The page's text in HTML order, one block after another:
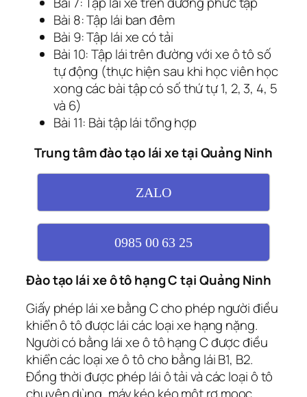
Bài 8: Tập lái ban đêm
Bài 9: Tập lái xe có tải
Bài 10: Tập lái trên đường với xe ô tô số
tự động (thực hiện sau khi học viên học
xong các bài tập có số thứ tự 1, 2, 3, 4, 5
và 6)
Bài 11: Bài tập lái tổng hợp
Trung tâm đào tạo lái xe tại Quảng Ninh
ZALO
0985 00 63 25
Đào tạo lái xe ô tô hạng C tại Quảng Ninh
Giấy phép lái xe bằng C cho phép người điều
khiển ô tô được lái các loại xe hạng nặng.
Người có bằng lái xe ô tô hạng C được điều
khiển các loại xe ô tô cho bằng lái B1, B2.
Đồng thời được phép lái ô tải và các loại ô tô
chuyên dùng, máy kéo kéo một rơ mooc